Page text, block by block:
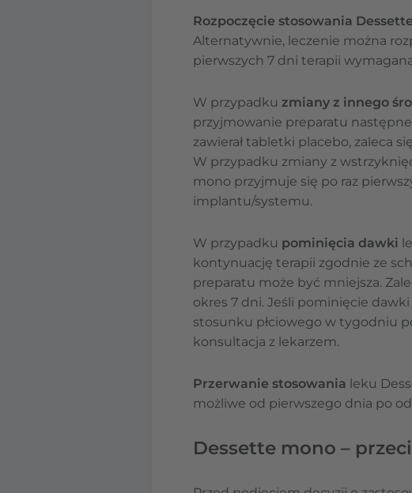
Rozpoczęcie stosowania
Alternatywnie, leczenie można
pierwszych 7 dni terapii
W przypadku zmiany z innego
przyjmowanie preparatu
zawierał tabletki placebo, zaleca
W przypadku zmiany z
mono przyjmuje się po raz
implantu/systemu.
W przypadku pominięcia dawki
kontynuację terapii zgodnie ze
preparatu może być mniejsza.
okres 7 dni. Jeśli pominięcie
stosunku płciowego w tygodniu
konsultacja z lekarzem.
Przerwanie stosowania leku
możliwe od pierwszego dnia po
Dessette mono –